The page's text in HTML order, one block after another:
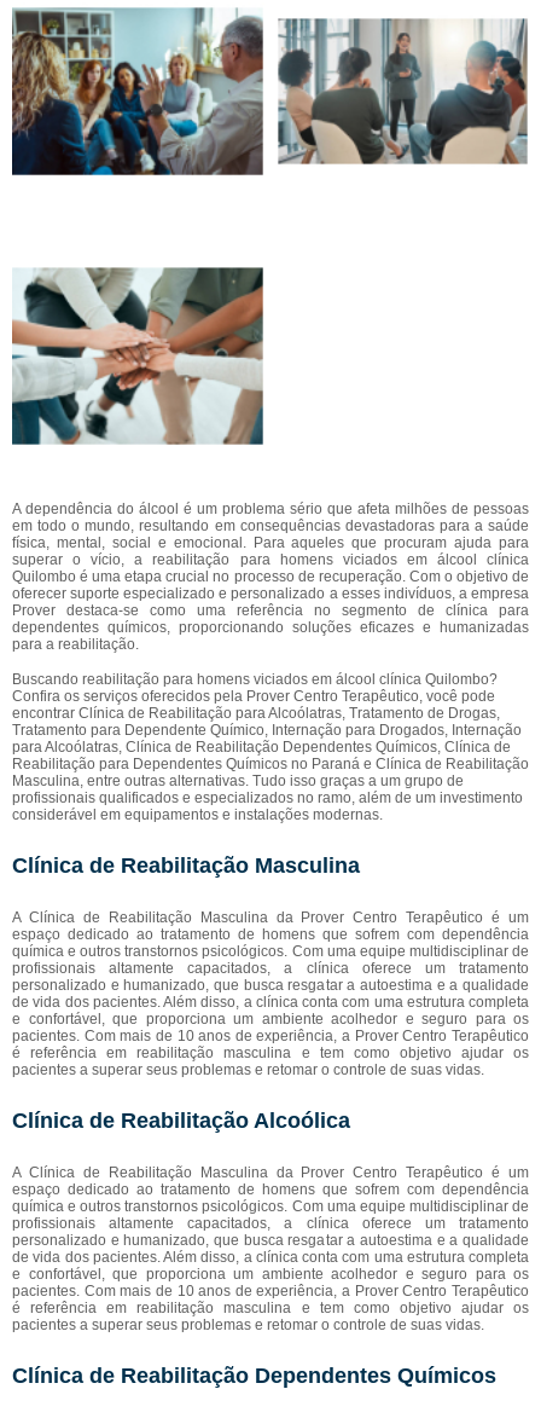
A dependência do álcool é um problema sério que afeta milhões de pessoas
em todo o mundo, resultando em consequências devastadoras para a saúde
física, mental, social e emocional. Para aqueles que procuram ajuda para
superar o vício, a reabilitação para homens viciados em álcool clínica
Quilombo é uma etapa crucial no processo de recuperação. Com o objetivo de
oferecer suporte especializado e personalizado a esses indivíduos, a empresa
Prover destaca-se como uma referência no segmento de clínica para
dependentes químicos, proporcionando soluções eficazes e humanizadas
para a reabilitação.
Buscando reabilitação para homens viciados em álcool clínica Quilombo?
Confira os serviços oferecidos pela Prover Centro Terapêutico, você pode
encontrar Clínica de Reabilitação para Alcoólatras, Tratamento de Drogas,
Tratamento para Dependente Químico, Internação para Drogados, Internação
para Alcoólatras, Clínica de Reabilitação Dependentes Químicos, Clínica de
Reabilitação para Dependentes Químicos no Paraná e Clínica de Reabilitação
Masculina, entre outras alternativas. Tudo isso graças a um grupo de
profissionais qualificados e especializados no ramo, além de um investimento
considerável em equipamentos e instalações modernas.
Clínica de Reabilitação Masculina
A Clínica de Reabilitação Masculina da Prover Centro Terapêutico é um
espaço dedicado ao tratamento de homens que sofrem com dependência
química e outros transtornos psicológicos. Com uma equipe multidisciplinar de
profissionais altamente capacitados, a clínica oferece um tratamento
personalizado e humanizado, que busca resgatar a autoestima e a qualidade
de vida dos pacientes. Além disso, a clínica conta com uma estrutura completa
e confortável, que proporciona um ambiente acolhedor e seguro para os
pacientes. Com mais de 10 anos de experiência, a Prover Centro Terapêutico
é referência em reabilitação masculina e tem como objetivo ajudar os
pacientes a superar seus problemas e retomar o controle de suas vidas.
Clínica de Reabilitação Alcoólica
A Clínica de Reabilitação Masculina da Prover Centro Terapêutico é um
espaço dedicado ao tratamento de homens que sofrem com dependência
química e outros transtornos psicológicos. Com uma equipe multidisciplinar de
profissionais altamente capacitados, a clínica oferece um tratamento
personalizado e humanizado, que busca resgatar a autoestima e a qualidade
de vida dos pacientes. Além disso, a clínica conta com uma estrutura completa
e confortável, que proporciona um ambiente acolhedor e seguro para os
pacientes. Com mais de 10 anos de experiência, a Prover Centro Terapêutico
é referência em reabilitação masculina e tem como objetivo ajudar os
pacientes a superar seus problemas e retomar o controle de suas vidas.
Clínica de Reabilitação Dependentes Químicos